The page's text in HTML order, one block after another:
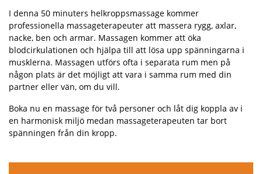
I denna 50 minuters helkroppsmassage kommer
professionella massageterapeuter att massera rygg, axlar,
nacke, ben och armar. Massagen kommer att öka
blodcirkulationen och hjälpa till att lösa upp spänningarna i
musklerna. Massagen utförs ofta i separata rum men på
någon plats är det möjligt att vara i samma rum med din
partner eller vän, om du vill.
Boka nu en massage för två personer och låt dig koppla av i
en harmonisk miljö medan massageterapeuten tar bort
spänningen från din kropp.